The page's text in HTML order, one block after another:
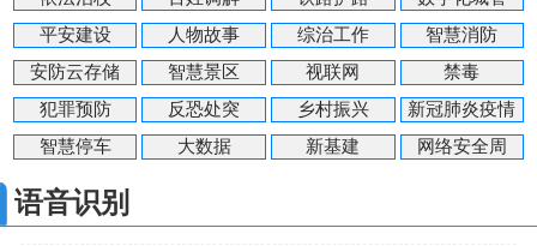
平安建设
人物故事 综治工作
智慧消防
安防云存储
智慧景区 视联网
禁毒
犯罪预防
反恐处突 乡村振兴
新冠肺炎疫情
智慧停车
大数据 新基建 网络安全周
语音识别